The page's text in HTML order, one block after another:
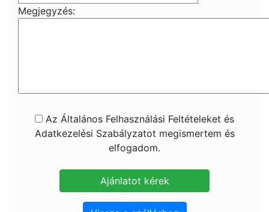
Megjegyzés:
Az Általános Felhasználási Feltételeket és
Adatkezelési Szabályzatot megismertem és
elfogadom.